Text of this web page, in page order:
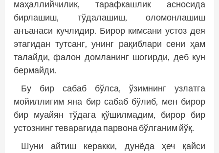
маҳаллийчилик, тарафкашлик асносида
бирлашиш, тўдалашиш, оломонлашиш
анъанаси кучлидир. Бирор кимсани устоз дея
этагидан тутсанг, унинг рақиблари сени ҳам
талайди, фалон домланинг шогирди, деб кун
бермайди.
Бу бир сабаб бўлса, ўзимнинг узлатга
мойиллигим яна бир сабаб бўлиб, мен бирор
бир муайян тўдага қўшилмадим, бирор бир
устоз­нинг теварагида парвона бўлганим йўқ.
Шуни айтиш керакки, дунёда ҳеч қайси